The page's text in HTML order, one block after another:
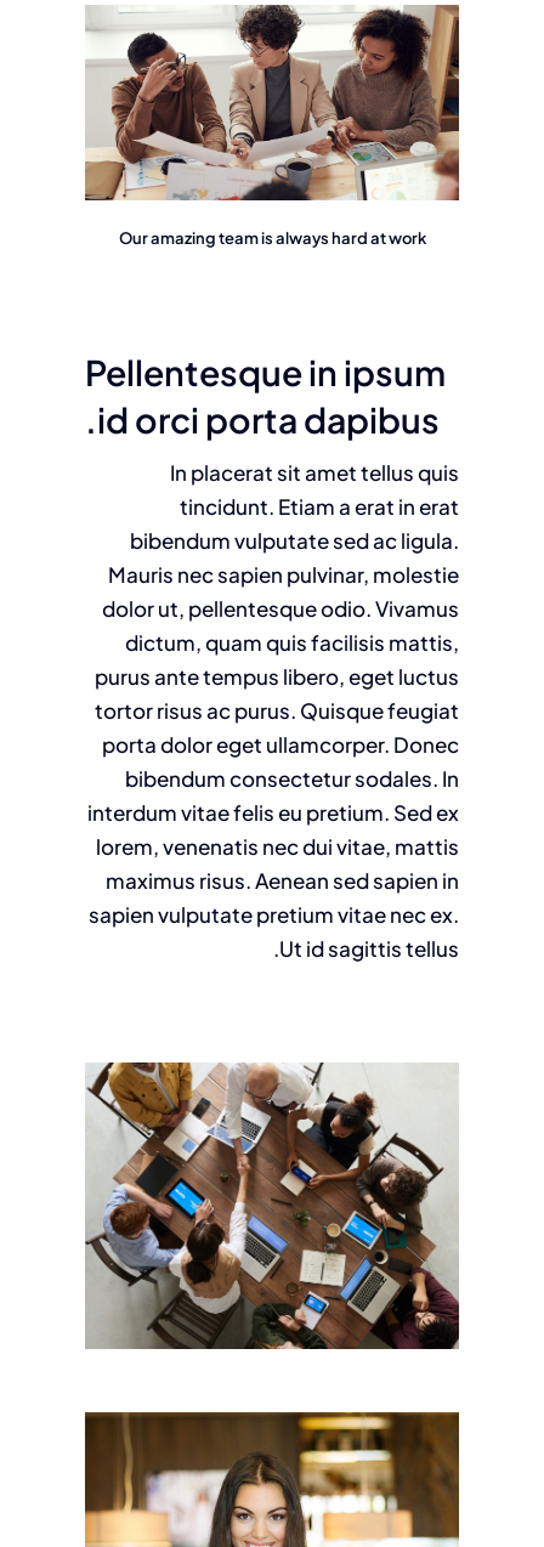
Our amazing team is always hard at work
Pellentesque in ipsum
id orci porta dapibus.
In placerat sit amet tellus quis
tincidunt. Etiam a erat in erat
bibendum vulputate sed ac ligula.
Mauris nec sapien pulvinar, molestie
dolor ut, pellentesque odio. Vivamus
dictum, quam quis facilisis mattis,
purus ante tempus libero, eget luctus
tortor risus ac purus. Quisque feugiat
porta dolor eget ullamcorper. Donec
bibendum consectetur sodales. In
interdum vitae felis eu pretium. Sed ex
lorem, venenatis nec dui vitae, mattis
maximus risus. Aenean sed sapien in
sapien vulputate pretium vitae nec ex.
Ut id sagittis tellus.